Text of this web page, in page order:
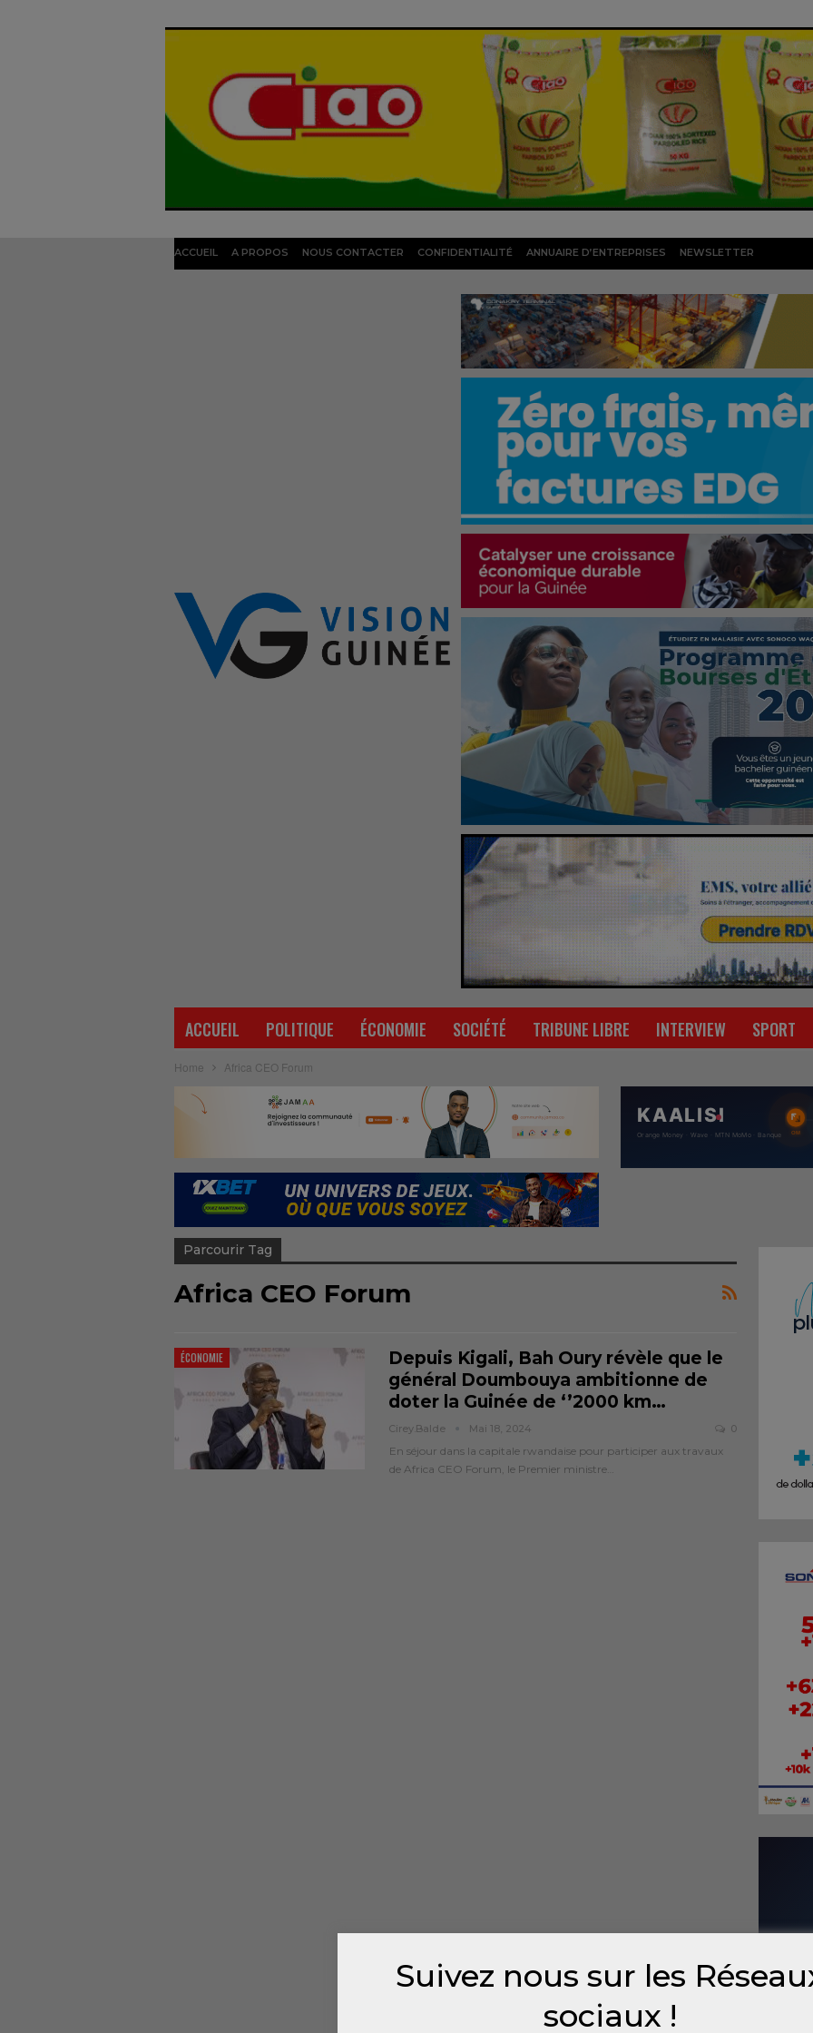
ACCUEIL A PROPOS NOUS CONTACTER CONFIDENTIALITÉ ANNUAIRE D’ENTREPRISES NEWSLETTER
ACCUEIL POLITIQUE ÉCONOMIE SOCIÉTÉ TRIBUNE LIBRE INTERVIEW SPORT
Home Africa CEO Forum
Parcourir Tag
Africa CEO Forum
ÉCONOMIE
Depuis Kigali, Bah Oury révèle que le
général Doumbouya ambitionne de
doter la Guinée de ‘’2000 km…
Cirey.balde Mai 18, 2024 0
En séjour dans la capitale rwandaise pour participer aux travaux
de Africa CEO Forum, le Premier ministre…
Suivez nous sur les
sociaux !